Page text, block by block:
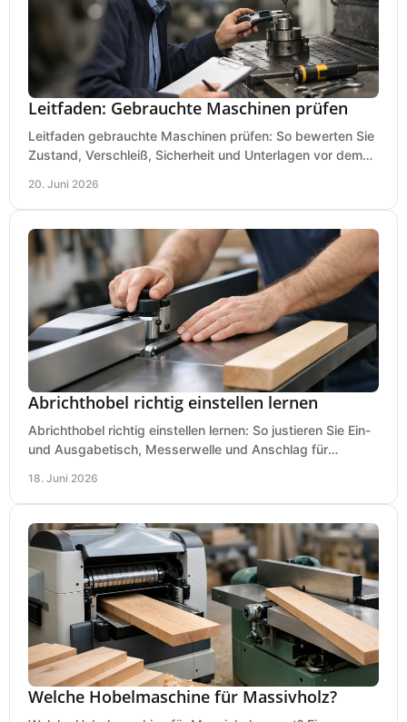
Leitfaden: Gebrauchte Maschinen prüfen
Leitfaden gebrauchte Maschinen prüfen: So bewerten Sie
Zustand, Verschleiß, Sicherheit und Unterlagen vor dem
20. Juni 2026
Abrichthobel richtig einstellen lernen
Abrichthobel richtig einstellen lernen: So justieren Sie Ein-
und Ausgabetisch, Messerwelle und Anschlag für
18. Juni 2026
Welche Hobelmaschine für Massivholz?